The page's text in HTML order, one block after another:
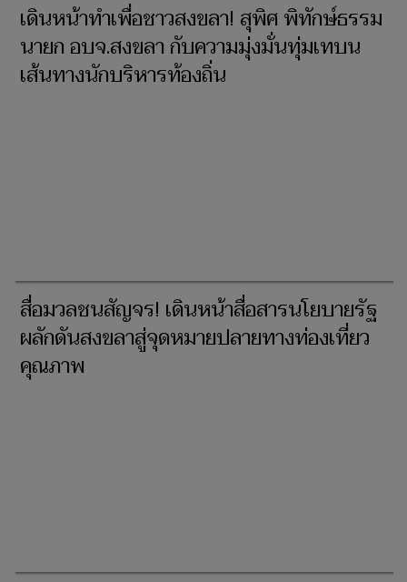
เดินหน้าทำเพื่อชาวสงขลา! สุพิศ พิทักษ์ธรรม
นายก อบจ.สงขลา กับความมุ่งมั่นทุ่มเทบน
เส้นทางนักบริหารท้องถิ่น
สื่อมวลชนสัญจร! เดินหน้าสื่อสารนโยบายรัฐ
ผลักดันสงขลาสู่จุดหมายปลายทางท่องเที่ยว
คุณภาพ